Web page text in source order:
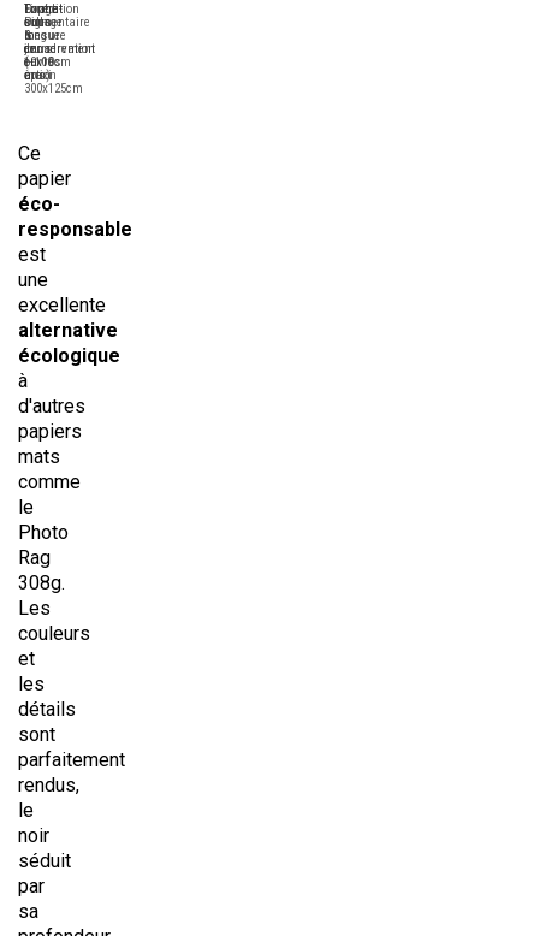
Tirage
Pigmentaire
longue
conservation
(+100
ans)
Format
sur-
mesure
de
10x10cm
à
300x125cm
Expédition
sous
6
jours
ouvrés
maxi
Contre-
collage
&
encadrement
en
option
Ce
papier
éco-
responsable
est
une
excellente
alternative
écologique
à
d'autres
papiers
mats
comme
le
Photo
Rag
308g.
Les
couleurs
et
les
détails
sont
parfaitement
rendus,
le
noir
séduit
par
sa